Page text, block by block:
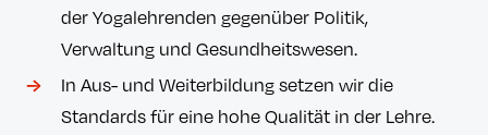
der Yogalehrenden gegenüber Politik,
Verwaltung und Gesundheitswesen.
In Aus- und Weiterbildung setzen wir die
Standards für eine hohe Qualität in der Lehre.